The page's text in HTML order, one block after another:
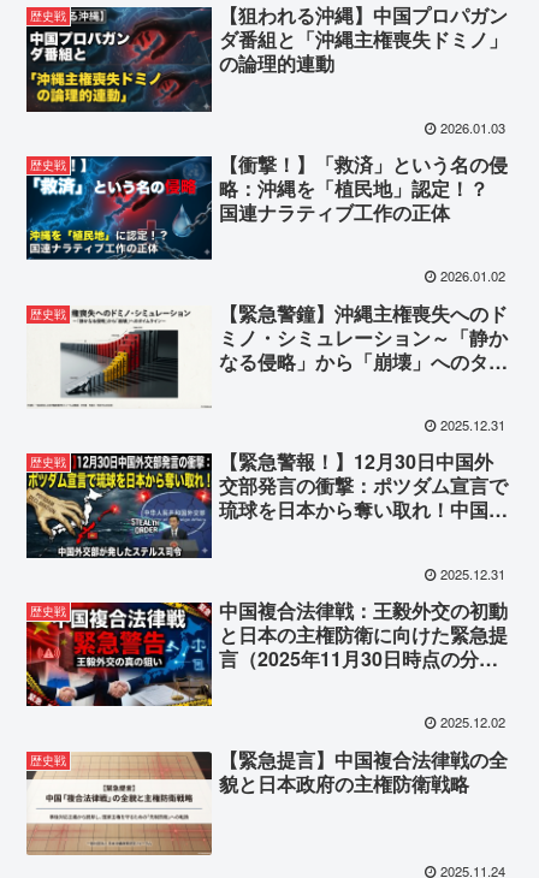
歴史戦
【狙われる沖縄】中国プロパガン
ダ番組と「沖縄主権喪失ドミノ」
の論理的連動
2026.01.03
歴史戦
【衝撃！】「救済」という名の侵
略：沖縄を「植民地」認定！？
国連ナラティブ工作の正体
2026.01.02
歴史戦
【緊急警鐘】沖縄主権喪失へのド
ミノ・シミュレーション～「静か
なる侵略」から「崩壊」へのタイ
2025.12.31
歴史戦
【緊急警報！】12月30日中国外
交部発言の衝撃：ポツダム宣言で
琉球を日本から奪い取れ！中国外
2025.12.31
歴史戦
中国複合法律戦：王毅外交の初動
と日本の主権防衛に向けた緊急提
言（2025年11月30日時点の分
2025.12.02
歴史戦
【緊急提言】中国複合法律戦の全
貌と日本政府の主権防衛戦略
2025.11.24